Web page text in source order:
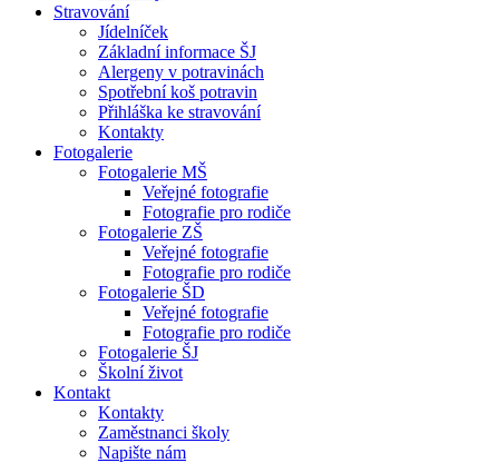
Stravování
Jídelníček
Základní informace ŠJ
Alergeny v potravinách
Spotřební koš potravin
Přihláška ke stravování
Kontakty
Fotogalerie
Fotogalerie MŠ
Veřejné fotografie
Fotografie pro rodiče
Fotogalerie ZŠ
Veřejné fotografie
Fotografie pro rodiče
Fotogalerie ŠD
Veřejné fotografie
Fotografie pro rodiče
Fotogalerie ŠJ
Školní život
Kontakt
Kontakty
Zaměstnanci školy
Napište nám